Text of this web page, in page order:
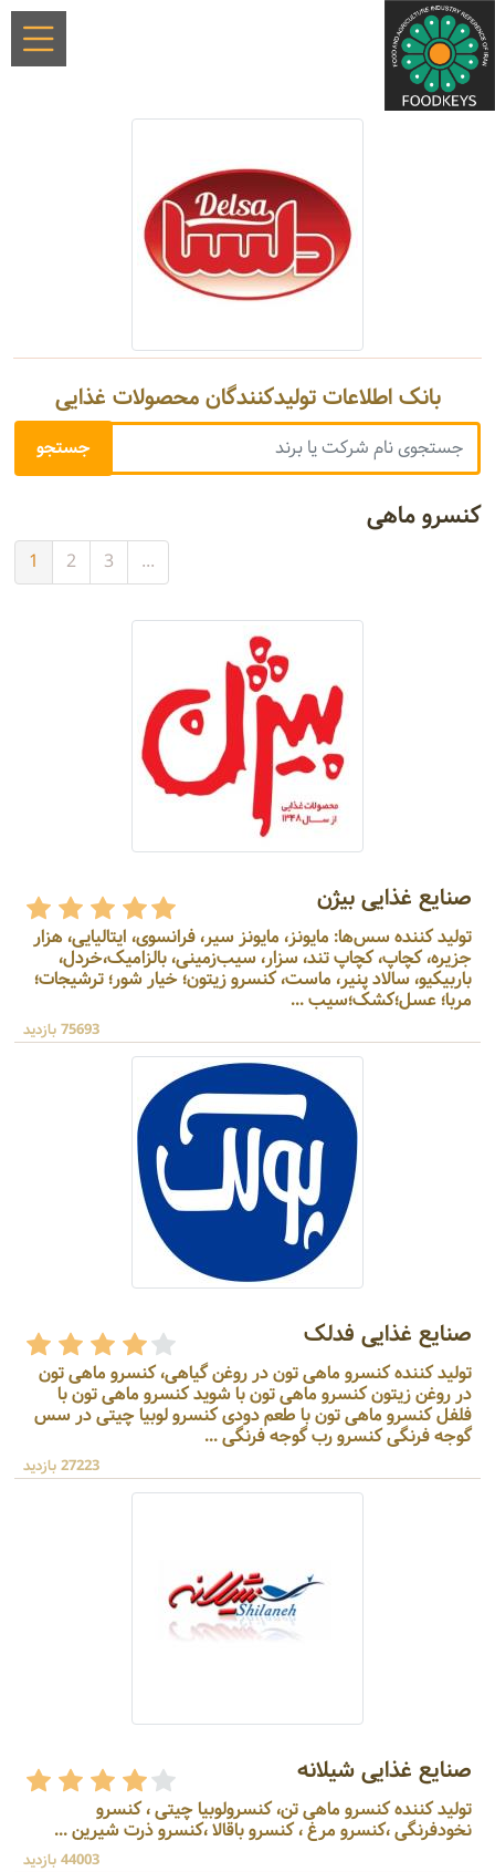
بانک اطلاعات تولیدکنندگان محصولات غذایی
کنسرو ماهی
1 2 3 ...
صنایع غذایی بیژن
تولید کننده سس‌ها: مایونز، مایونز سیر، فرانسوی، ایتالیایی، هزار
جزیره، کچاپ، کچاپ تند، سزار، سیب‌زمینی، بالزامیک،خردل،
باربیکیو، سالاد پنیر، ماست، کنسرو زیتون؛ خیار شور؛ ترشیجات؛
مربا؛ عسل؛کشک؛سیب ...
75693 بازدید
صنایع غذایی فدلک
تولید کننده کنسرو ماهی تون در روغن گیاهی، کنسرو ماهی تون
در روغن زیتون کنسرو ماهی تون با شوید کنسرو ماهی تون با
فلفل کنسرو ماهی تون با طعم دودی کنسرو لوبیا چیتی در سس
گوجه فرنگی کنسرو رب گوجه فرنگی ...
27223 بازدید
صنایع غذایی شیلانه
تولید کننده کنسرو ماهی تن، کنسرولوبیا چیتی ، کنسرو
نخودفرنگی ،کنسرو مرغ ، کنسرو باقالا ،کنسرو ذرت شیرین ...
44003 بازدید